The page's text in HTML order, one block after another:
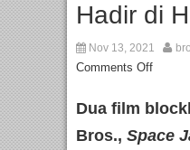
Hadir di
Nov 13, 2021
Comments Off
Dua film
Bros., Space